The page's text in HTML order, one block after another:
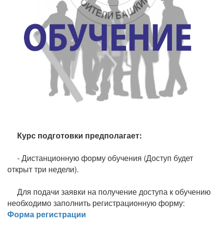
Курс подготовки предполагает:
- Дистанционную форму обучения (Доступ будет
открыт три недели).
Для подачи заявки на получение доступа к обучению
необходимо заполнить регистрационную форму:
Форма регистрации